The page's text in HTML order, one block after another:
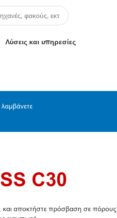
Λύσεις και υπηρεσίες
C30
και αποκτήστε πρόσβαση σε πόρους